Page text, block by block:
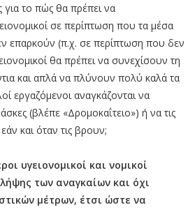
για το πώς θα πρέπει να
σε περίπτωση που τα μέσα
επαρκούν (π.χ. σε περίπτωση που δεν
θα πρέπει να συνεχίσουν τη
και απλά να πλύνουν πολύ καλά τα
εργαζόμενοι αναγκάζονται να
(βλέπε «Δρομοκαΐτειο») ή να τις
και όταν τις βρουν;
υγειονομικοί και νομικοί
των αναγκαίων και όχι
μέτρων, έτσι ώστε να